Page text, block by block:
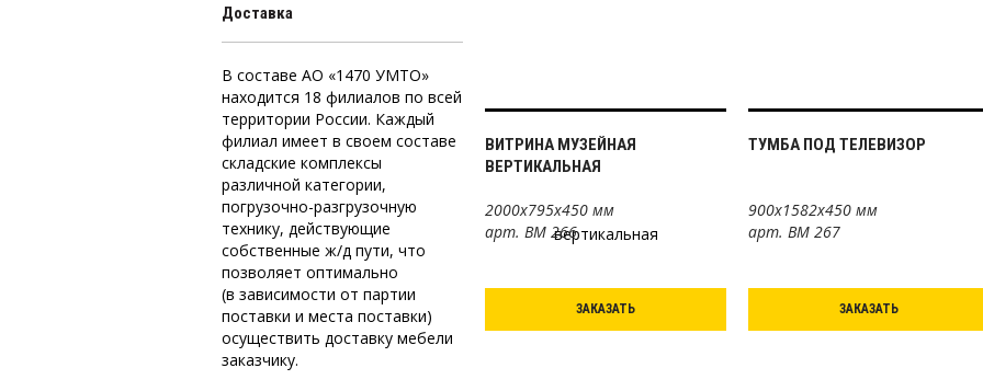
Доставка
В составе АО «1470 УМТО»
находится 18 филиалов по всей
территории России. Каждый
филиал имеет в своем составе
складские комплексы
различной категории,
погрузочно-разгрузочную
технику, действующие
собственные ж/д пути, что
позволяет оптимально
(в зависимости от партии
поставки и места поставки)
осуществить доставку мебели
заказчику.
ВИТРИНА МУЗЕЙНАЯ
ВЕРТИКАЛЬНАЯ
2000х795х450 мм
арт. ВМ 266
ЗАКАЗАТЬ
ТУМБА ПОД ТЕЛЕВИЗОР
900х1582х450 мм
арт. ВМ 267
ЗАКАЗАТЬ